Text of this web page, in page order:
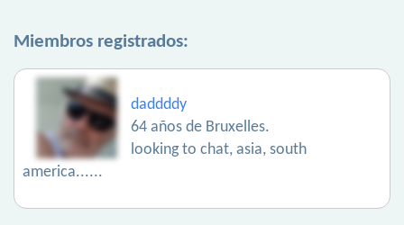
Miembros registrados:
daddddy
64 años de Bruxelles.
looking to chat, asia, south
america......